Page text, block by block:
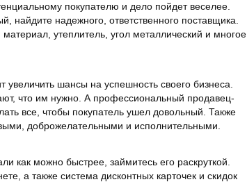
покупателю и дело пойдет веселее.
найдите надежного, ответственного поставщика.
утеплитель, угол металлический и многое
шансы на успешность своего бизнеса.
что им нужно. А профессиональный продавец-
все, чтобы покупатель ушел довольный. Также
доброжелательными и исполнительными.
как можно быстрее, займитесь его раскруткой.
а также система дисконтных карточек и скидок